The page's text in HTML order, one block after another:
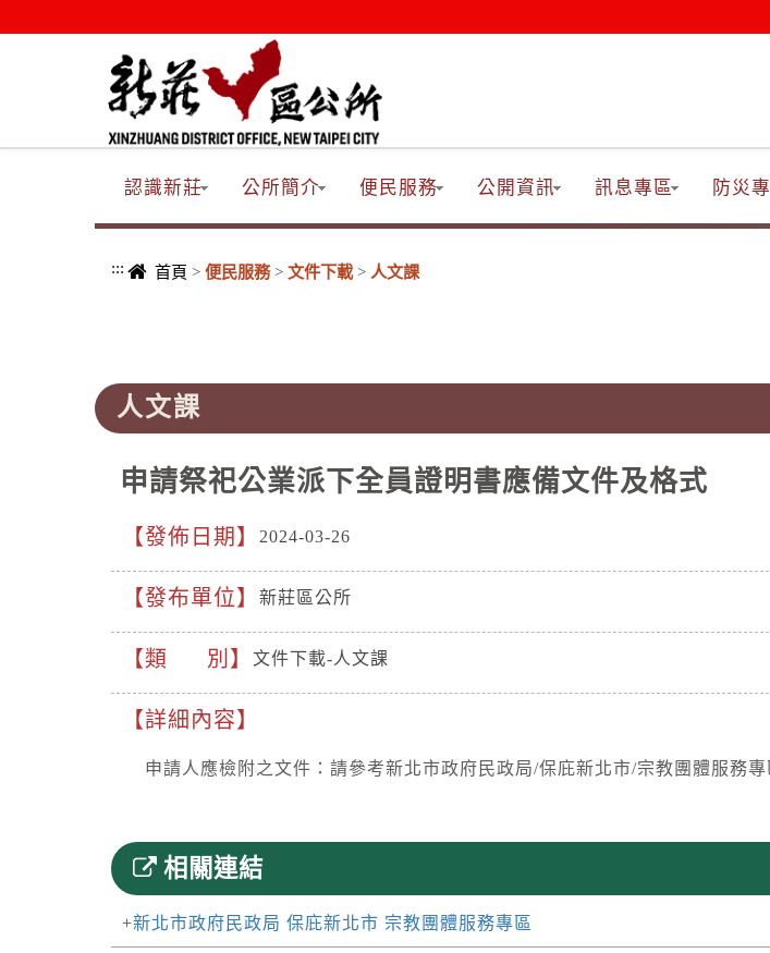
認識新莊 公所簡介 便民服務 公開資訊 訊息專區 防災
::: 首頁 > 便民服務> 文件下載> 人文課
人文課
申請祭祀公業派下全員證明書應備文件及格式
發佈日期 2024-03-26
發布單位 新莊區公所
類 別 文件下載-人文課
詳細內容
申請人應檢附之文件：請參考新北市政府民政局/保庇新北市/宗教團體服務
相關連結
新北市政府民政局 保庇新北市 宗教團體服務專區